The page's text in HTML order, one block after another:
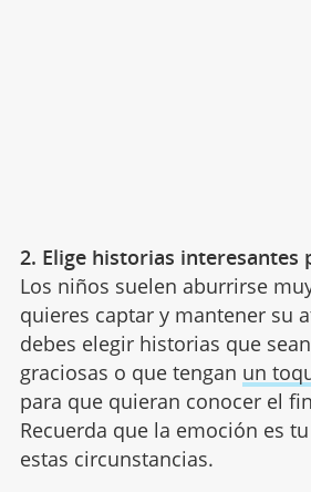
2. Elige historias interesantes
Los niños suelen aburrirse
quieres captar y mantener su
debes elegir historias que
graciosas o que tengan un
para que quieran conocer el
Recuerda que la emoción es
estas circunstancias.